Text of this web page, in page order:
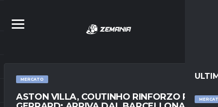
MERCATO
ASTON VILLA, COUTINHO RINFORZO PER